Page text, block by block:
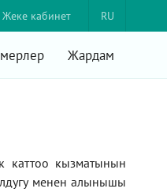
RU
Жеке кабинет
Жардам
каттоо кызматынын
менен алынышы